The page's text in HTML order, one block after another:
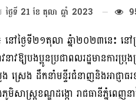
ថ្ងៃទី 21 ខែ តុលា ឆ្នាំ 2023
នៅថ្ងៃទី២១តុលា ឆ្នំា២០២៣នេះ នៅ
ាវឱ្យបងប្អូនប្រជាពលរដ្ឋមានការប្រុ
រេង ដឹកនាំមន្ទីរជំនាញនិងអាជ្ញាធ
ភូមិសាស្រ្តខណ្ឌដង្កោ រាជធានីភ្នំពេ